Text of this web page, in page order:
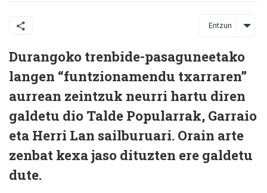
Entzun
Durangoko trenbide-pasaguneetako
langen “funtzionamendu txarraren”
aurrean zeintzuk neurri hartu diren
galdetu dio Talde Popularrak, Garraio
eta Herri Lan sailburuari. Orain arte
zenbat kexa jaso dituzten ere galdetu
dute.